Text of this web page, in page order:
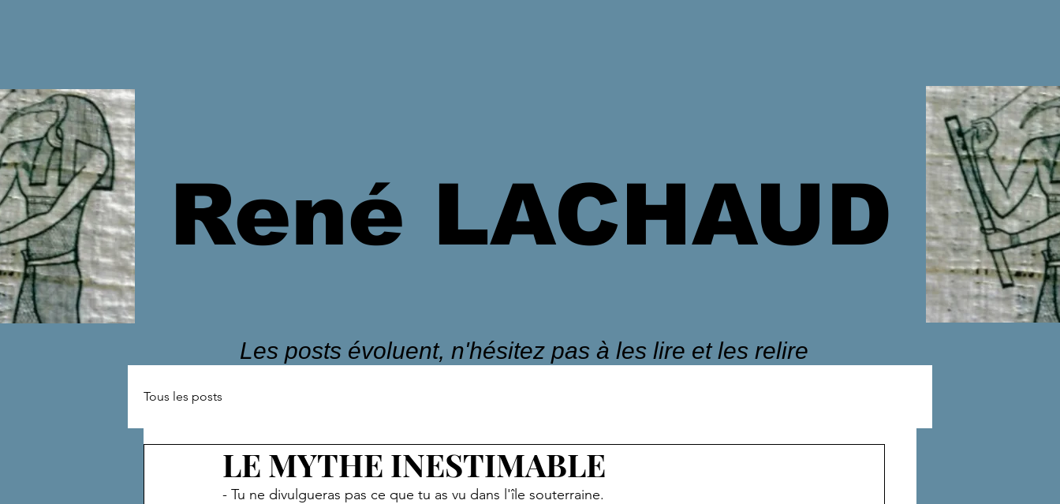
René LACHAUD
Les posts évoluent, n'hésitez pas à les lire et les relire
Tous les posts
LE MYTHE INESTIMABLE
- Tu ne divulgueras pas ce que tu as vu dans l'île souterraine.